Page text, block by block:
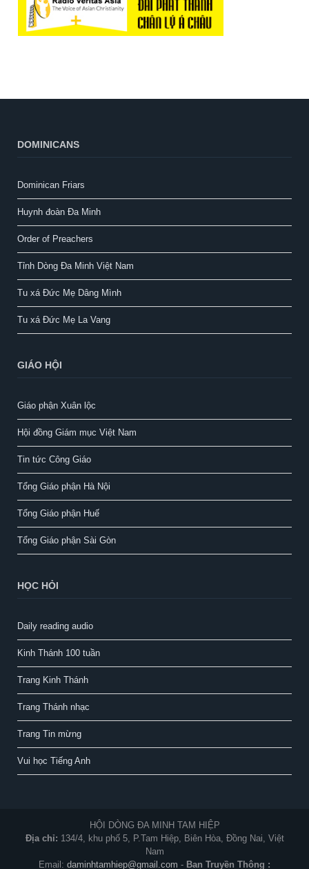
DOMINICANS
Dominican Friars
Huynh đoàn Đa Minh
Order of Preachers
Tỉnh Dòng Đa Minh Việt Nam
Tu xá Đức Mẹ Dâng Mình
Tu xá Đức Mẹ La Vang
GIÁO HỘI
Giáo phận Xuân lộc
Hội đồng Giám mục Việt Nam
Tin tức Công Giáo
Tổng Giáo phận Hà Nội
Tổng Giáo phận Huế
Tổng Giáo phận Sài Gòn
HỌC HỎI
Daily reading audio
Kinh Thánh 100 tuần
Trang Kinh Thánh
Trang Thánh nhạc
Trang Tin mừng
Vui học Tiếng Anh
HỘI DÒNG ĐA MINH TAM HIỆP
Địa chỉ: 134/4, khu phố 5, P.Tam Hiệp, Biên Hòa, Đồng Nai, Việt
Nam
Email: daminhtamhiep@gmail.com - Ban Truyền Thông :